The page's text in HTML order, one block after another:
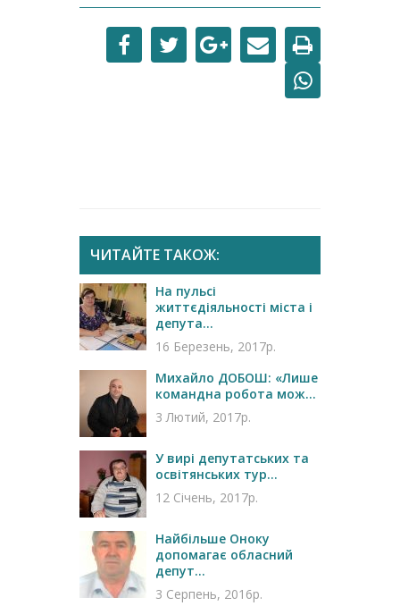
ЧИТАЙТЕ ТАКОЖ:
На пульсі
життєдіяльності міста і
депута...
16 Березень, 2017р.
Михайло ДОБОШ: «Лише
командна робота мож...
3 Лютий, 2017р.
У вирі депутатських та
освітянських тур...
12 Січень, 2017р.
Найбільше Оноку
допомагає обласний
депут...
3 Серпень, 2016р.